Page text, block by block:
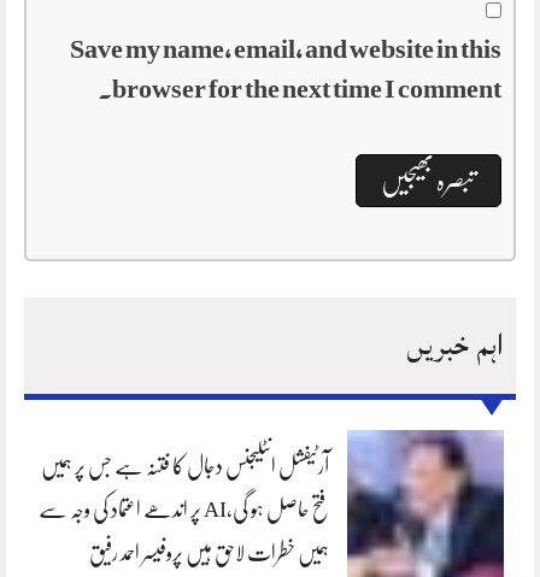
Save my name, email, and website in this
browser for the next time I comment.
اہم خبریں
آرٹیفشل انٹلیجنس دجال کا فتنہ ہے جس پر ہمیں
فتح حاصل ہو گی،AI پر اندھے اعتماد کی وجہ سے
ہمیں خطرات لاحق ہیں پروفیسر احمد رفیق